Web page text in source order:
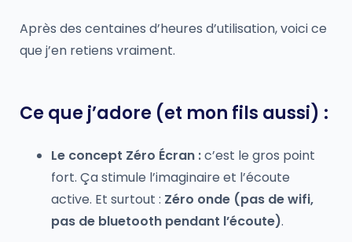
Après des centaines d’heures d’utilisation, voici ce
que j’en retiens vraiment.
Ce que j’adore (et mon fils aussi) :
Le concept Zéro Écran :c’est le gros point
fort. Ça stimule l’imaginaire et l’écoute
active. Et surtout : Zéro onde (pas de wifi,
pas de bluetooth pendant l’écoute).